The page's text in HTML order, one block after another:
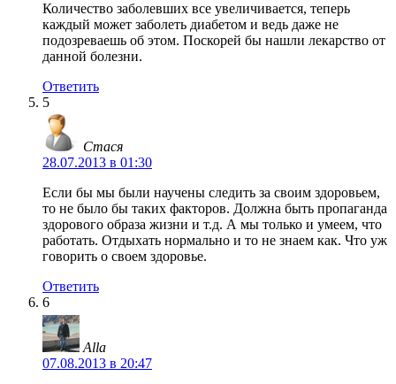
Количество заболевших все увеличивается, теперь
каждый может заболеть диабетом и ведь даже не
подозреваешь об этом. Поскорей бы нашли лекарство от
данной болезни.
Ответить
5
Стася
28.07.2013 в 01:30
Если бы мы были научены следить за своим здоровьем,
то не было бы таких факторов. Должна быть пропаганда
здорового образа жизни и т.д. А мы только и умеем, что
работать. Отдыхать нормально и то не знаем как. Что уж
говорить о своем здоровье.
Ответить
6
Alla
07.08.2013 в 20:47